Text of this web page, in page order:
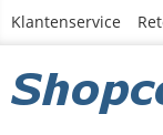
Ga
inhoud
Klantenservice